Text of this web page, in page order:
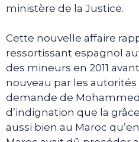
ministère de la Justice.
Cette nouvelle affaire
ressortissant espagnol
des mineurs en 2011
nouveau par les
demande de
d’indignation que la
aussi bien au Maroc